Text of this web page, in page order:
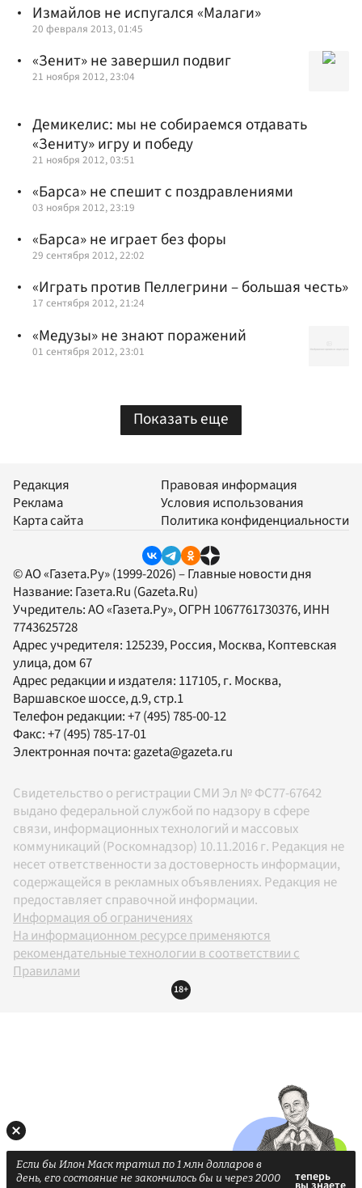
Измайлов не испугался «Малаги»
20 февраля 2013, 01:45
«Зенит» не завершил подвиг
21 ноября 2012, 23:04
Демикелис: мы не собираемся отдавать
«Зениту» игру и победу
21 ноября 2012, 03:51
«Барса» не спешит с поздравлениями
03 ноября 2012, 23:19
«Барса» не играет без форы
29 сентября 2012, 22:02
«Играть против Пеллегрини – большая честь»
17 сентября 2012, 21:24
«Медузы» не знают поражений
01 сентября 2012, 23:01
Показать еще
Редакция
Реклама
Карта сайта
Правовая информация
Условия использования
Политика конфиденциальности
© АО «Газета.Ру» (1999-2026) – Главные новости дня
Название: Газета.Ru (Gazeta.Ru)
Учредитель:АО «Газета.Ру», ОГРН 1067761730376, ИНН
7743625728
Адрес учредителя: 125239, Россия, Москва, Коптевская
улица, дом 67
Адрес редакции и издателя: 117105, г. Москва,
Варшавское шоссе, д.9, стр.1
Телефон редакции:+7 (495) 785-00-12
Факс:+7 (495) 785-17-01
Электронная почта:gazeta@gazeta.ru
Свидетельство о регистрации СМИ Эл № ФС77-67642
выдано федеральной службой по надзору в сфере
связи, информационных технологий и массовых
коммуникаций (Роскомнадзор) 10.11.2016 г. Редакция не
несет ответственности за достоверность информации,
содержащейся в рекламных объявлениях. Редакция не
предоставляет справочной информации.
Информация об ограничениях
На информационном ресурсе применяются
рекомендательные технологии в соответствии с
Правилами
18+
Если бы Илон Маск тратил по 1 млн долларов в
день, его состояние не закончилось бы и через 2000